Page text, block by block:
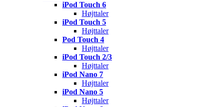
iPod Touch 6
Højttaler
iPod Touch 5
Højttaler
Pod Touch 4
Højttaler
iPod Touch 2/3
Højttaler
iPod Nano 7
Højttaler
iPod Nano 5
Højttaler